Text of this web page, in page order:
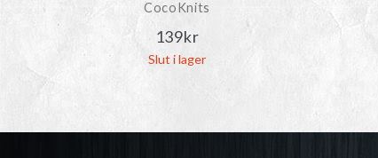
CocoKnits
139kr
Slut i lager